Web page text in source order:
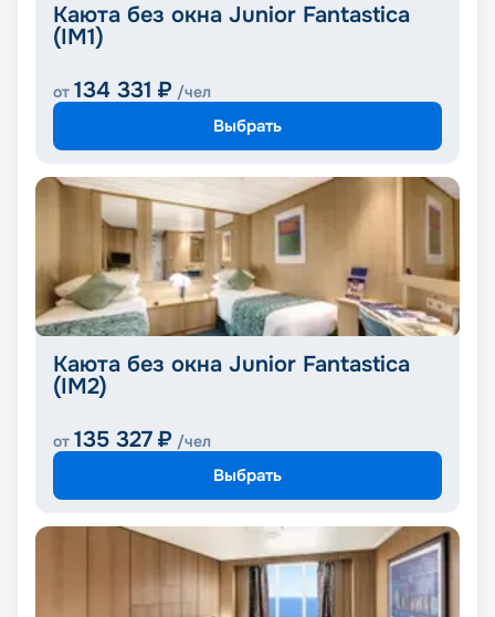
Каюта без окна Junior Fantastica
(IM1)
от 134 331 ₽ /чел
Выбрать
Каюта без окна Junior Fantastica
(IM2)
от 135 327 ₽ /чел
Выбрать